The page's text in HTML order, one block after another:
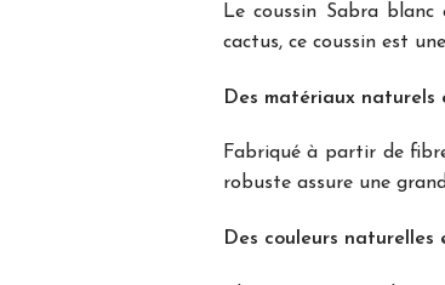
Le coussin Sabra
cactus, ce coussin est
Des matériaux naturels
Fabriqué à partir de
robuste assure une
Des couleurs naturelles